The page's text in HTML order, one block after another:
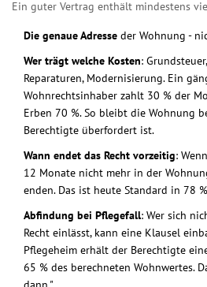
Ein guter Vertrag enthält mindestens
Die genaue Adresse der Wohnung -
Wer trägt welche Kosten:
Reparaturen, Modernisierung. Ein
Wohnrechtsinhaber zahlt 30 % der
Erben 70 %. So bleibt die Wohnung
Berechtigte überfordert ist.
Wann endet das Recht vorzeitig:
12 Monate nicht mehr in der
enden. Das ist heute Standard in 78
Abfindung bei Pflegefall: Wer sich
Recht einlässt, kann eine Klausel
Pflegeheim erhält der Berechtigte
65 % des berechneten Wohnwertes.